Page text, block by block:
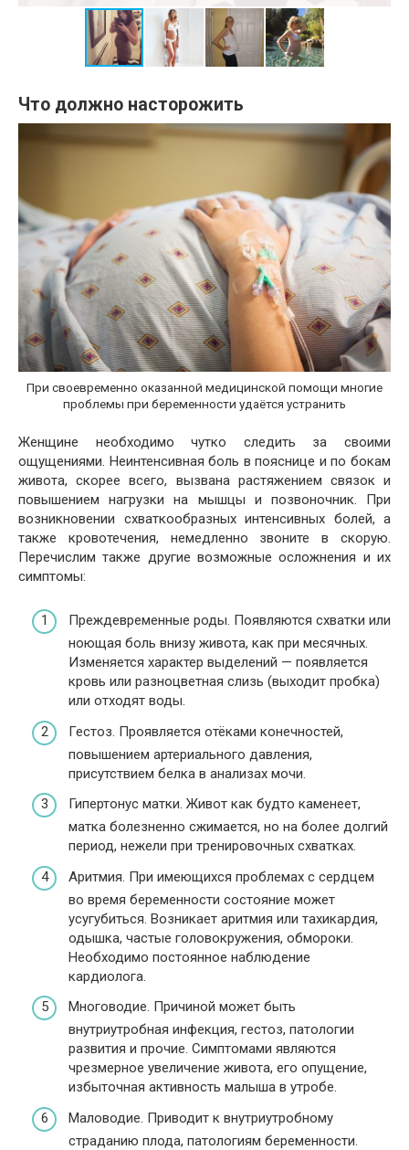
Что должно насторожить
При своевременно оказанной медицинской помощи многие
проблемы при беременности удаётся устранить
Женщине необходимо чутко следить за своими
ощущениями. Неинтенсивная боль в пояснице и по бокам
живота, скорее всего, вызвана растяжением связок и
повышением нагрузки на мышцы и позвоночник. При
возникновении схваткообразных интенсивных болей, а
также кровотечения, немедленно звоните в скорую.
Перечислим также другие возможные осложнения и их
симптомы:
Преждевременные роды. Появляются схватки или
ноющая боль внизу живота, как при месячных.
Изменяется характер выделений — появляется
кровь или разноцветная слизь (выходит пробка)
или отходят воды.
Гестоз. Проявляется отёками конечностей,
повышением артериального давления,
присутствием белка в анализах мочи.
Гипертонус матки. Живот как будто каменеет,
матка болезненно сжимается, но на более долгий
период, нежели при тренировочных схватках.
Аритмия. При имеющихся проблемах с сердцем
во время беременности состояние может
усугубиться. Возникает аритмия или тахикардия,
одышка, частые головокружения, обмороки.
Необходимо постоянное наблюдение
кардиолога.
Многоводие. Причиной может быть
внутриутробная инфекция, гестоз, патологии
развития и прочие. Симптомами являются
чрезмерное увеличение живота, его опущение,
избыточная активность малыша в утробе.
Маловодие. Приводит к внутриутробному
страданию плода, патологиям беременности.